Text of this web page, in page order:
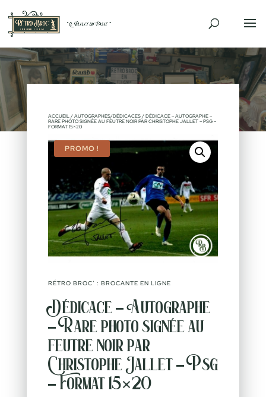
ACCUEIL/ AUTOGRAPHES/DÉDICACES/ DÉDICACE – AUTOGRAPHE –
RARE PHOTO SIGNÉE AU FEUTRE NOIR PAR CHRISTOPHE JALLET – PSG –
FORMAT 15×20
PROMO !
RÉTRO BROC’ : BROCANTE EN LIGNE
Dédicace – Autographe
– Rare photo signée au
feutre noir par
Christophe Jallet – Psg
– Format 15×20